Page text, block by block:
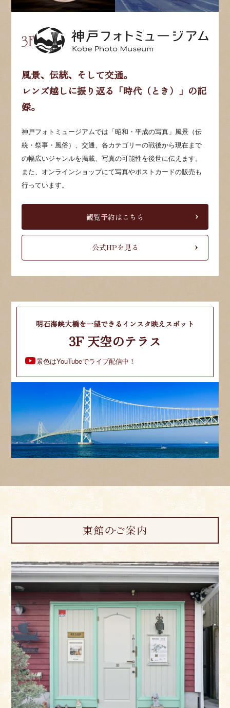
風景、伝統、そして交通。
レンズ越しに振り返る「時代（とき）」の記
録。
神戸フォトミュージアムでは「昭和・平成の写真」風景（伝
統・祭事・風俗）、交通、各カテゴリーの戦後から現在まで
の幅広いジャンルを掲載、写真の可能性を後世に伝えます。
また、オンラインショップにて写真やポストカードの販売も
行っています。
観覧予約はこちら
公式HPを見る
明石海峡大橋を一望できるインスタ映えスポット
3F 天空のテラス
景色はYouTubeでライブ配信中！
東館のご案内